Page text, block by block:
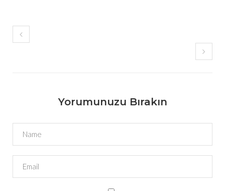
Yorumunuzu Bırakın